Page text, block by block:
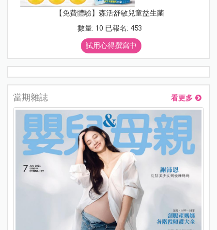
【免費體驗】森活舒敏兒童益生菌
數量: 10 已報名: 453
試用心得撰寫中
當期雜誌 看更多